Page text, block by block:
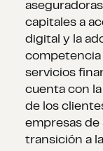
capitales a
digital y la
competencia
servicios
cuenta con
de los
empresas de
transición a